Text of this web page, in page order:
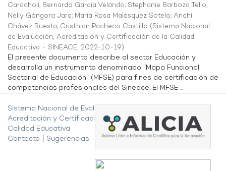
Caracholi; Bernardo García Velando; Stephanie Barboza Tello;
Nelly Góngora Jara; María Rosa Malásquez Sotelo; Anahí
Chávez Ruesta; Cristhian Pacheco Castillo (Sistema Nacional
de Evaluación, Acreditación y Certificación de la Calidad
Educativa - SINEACE, 2022-10-19)
El presente documento describe al sector Educación y
desarrolla un instrumento denominado “Mapa Funcional
Sectorial de Educación” (MFSE) para fines de certificación de
competencias profesionales del Sineace. El MFSE ...
Sistema Nacional de Evaluación,
Acreditación y Certificación de la
Calidad Educativa
Contacto
Sugerencias